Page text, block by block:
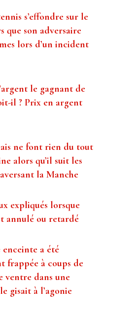
s’effondre sur le
que son adversaire
lors d’un incident
le gagnant de
il ? Prix ​​en argent
ne font rien du tout
alors qu’il suit les
la Manche
expliqués lorsque
annulé ou retardé
a été
frappée à coups de
ventre dans une
gisait à l’agonie